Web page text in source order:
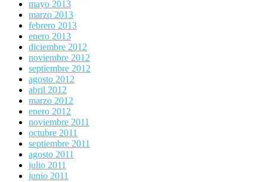
mayo 2013
marzo 2013
febrero 2013
enero 2013
diciembre 2012
noviembre 2012
septiembre 2012
agosto 2012
abril 2012
marzo 2012
enero 2012
noviembre 2011
octubre 2011
septiembre 2011
agosto 2011
julio 2011
junio 2011